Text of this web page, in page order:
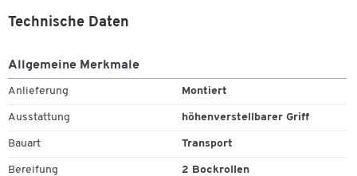
Technische Daten
Allgemeine Merkmale
Anlieferung Montiert
Ausstattung höhenverstellbarer Griff
Bauart Transport
Bereifung 2 Bockrollen
Zum Zoomen doppeltippen